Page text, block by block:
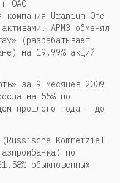
ОАО
компания Uranium One
АРМЗ обменял
(разрабатывает
на 19,99% акций
за 9 месяцев 2009
на 55% по
прошлого года — до
Kommerzial
по
обыкновенных